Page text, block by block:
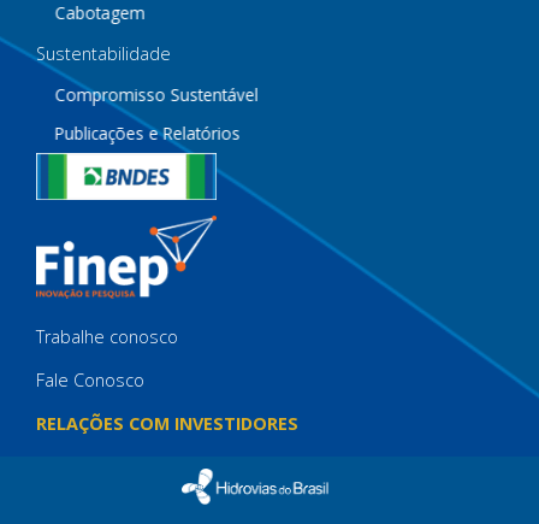
Cabotagem
Sustentabilidade
Compromisso Sustentável
Publicações e Relatórios
Trabalhe conosco
Fale Conosco
RELAÇÕES COM INVESTIDORES
IMPRENSA